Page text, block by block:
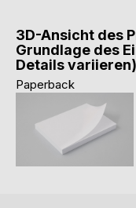
3D-Ansicht des
Grundlage des
Details variieren)
Paperback